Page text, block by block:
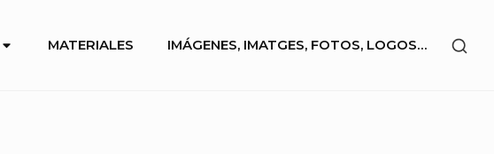
MATERIALES IMÁGENES, IMATGES, FOTOS, LOGOS…